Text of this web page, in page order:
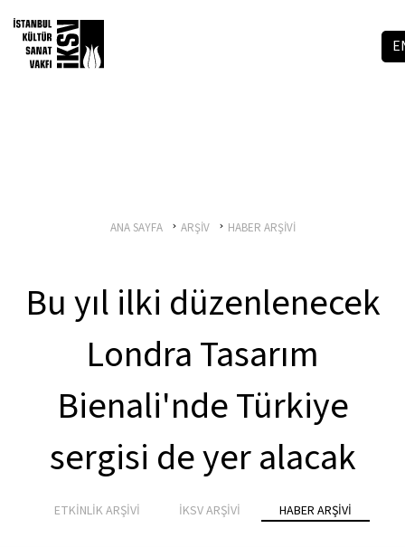
ANA SAYFA ARŞİV HABER ARŞİVİ
Bu yıl ilki düzenlenecek
Londra Tasarım
Bienali'nde Türkiye
sergisi de yer alacak
ETKİNLİK ARŞİVİ İKSV ARŞİVİ HABER ARŞİVİ